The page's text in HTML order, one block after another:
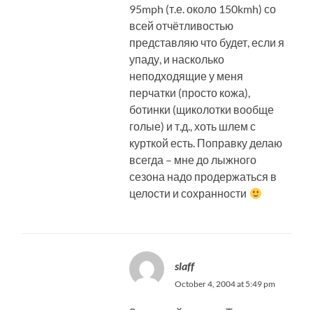
95mph (т.е. около 150kmh) со
всей отчётливостью
представляю что будет, если я
упаду, и насколько
неподходящие у меня
перчатки (просто кожа),
ботинки (щиколотки вообще
голые) и т.д., хоть шлем с
курткой есть. Поправку делаю
всегда – мне до лыжного
сезона надо продержаться в
целости и сохранности
slaff
October 4, 2004 at 5:49 pm